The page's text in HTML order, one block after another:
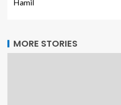
Hamil
MORE STORIES